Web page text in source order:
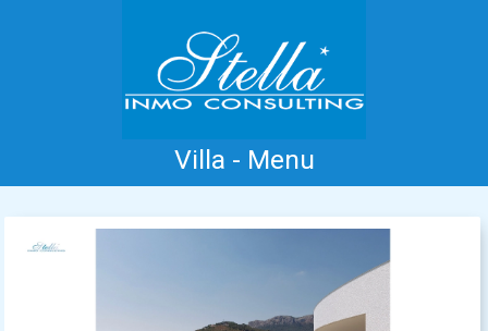
Villa - Menu
Accueil Costa Blanca Vente Location
Nouvelle Construction
Information
Contact